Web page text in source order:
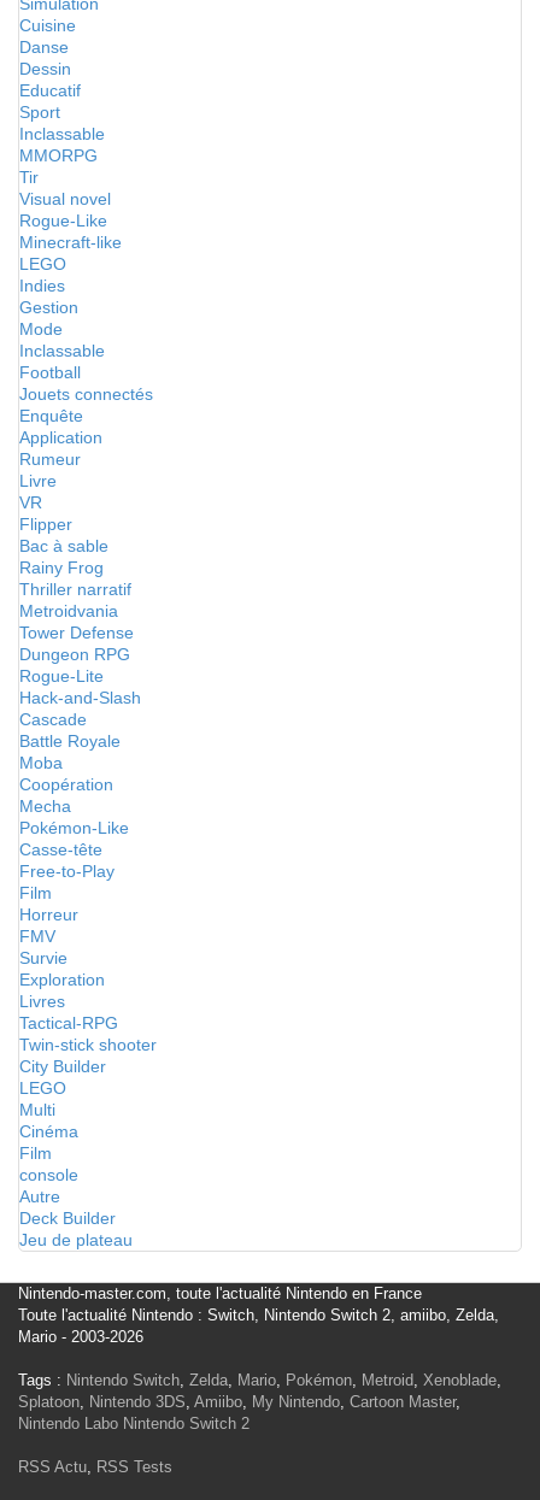
Cuisine
Danse
Dessin
Educatif
Sport
Inclassable
MMORPG
Tir
Visual novel
Rogue-Like
Minecraft-like
LEGO
Indies
Gestion
Mode
Inclassable
Football
Jouets connectés
Enquête
Application
Rumeur
Livre
VR
Flipper
Bac à sable
Rainy Frog
Thriller narratif
Metroidvania
Tower Defense
Dungeon RPG
Rogue-Lite
Hack-and-Slash
Cascade
Battle Royale
Moba
Coopération
Mecha
Pokémon-Like
Casse-tête
Free-to-Play
Film
Horreur
FMV
Survie
Exploration
Livres
Tactical-RPG
Twin-stick shooter
City Builder
LEGO
Multi
Cinéma
Film
console
Autre
Deck Builder
Jeu de plateau
Nintendo-master.com, toute l'actualité Nintendo en France
Toute l'actualité Nintendo : Switch, Nintendo Switch 2, amiibo, Zelda,
Mario - 2003-2026
Tags : Nintendo Switch, Zelda, Mario, Pokémon, Metroid, Xenoblade,
Splatoon, Nintendo 3DS, Amiibo, My Nintendo, Cartoon Master,
Nintendo Labo Nintendo Switch 2
RSS Actu, RSS Tests